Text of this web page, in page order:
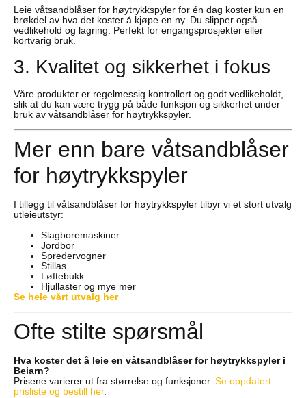
Leie våtsandblåser for høytrykkspyler for én dag koster kun en
brøkdel av hva det koster å kjøpe en ny. Du slipper også
vedlikehold og lagring. Perfekt for engangsprosjekter eller
kortvarig bruk.
3. Kvalitet og sikkerhet i fokus
Våre produkter er regelmessig kontrollert og godt vedlikeholdt,
slik at du kan være trygg på både funksjon og sikkerhet under
bruk av våtsandblåser for høytrykkspyler.
Mer enn bare våtsandblåser
for høytrykkspyler
I tillegg til våtsandblåser for høytrykkspyler tilbyr vi et stort utvalg
utleieutstyr:
Slagboremaskiner
Jordbor
Spredervogner
Stillas
Løftebukk
Hjullaster og mye mer
Se hele vårt utvalg her
Ofte stilte spørsmål
Hva koster det å leie en våtsandblåser for høytrykkspyler i
Beiarn?
Prisene varierer ut fra størrelse og funksjoner. Se oppdatert
prisliste og bestill her.